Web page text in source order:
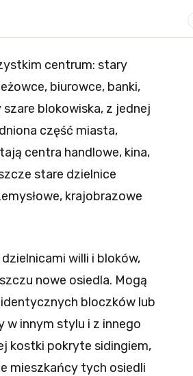
centrum: stary
biurowce, banki,
blokowiska, z jednej
część miasta,
centra handlowe, kina,
stare dzielnice
krajobrazowe
willi i bloków,
nowe osiedla. Mogą
bloczków lub
w innym stylu i z innego
kostki pokryte sidingiem,
mieszkańcy tych osiedli